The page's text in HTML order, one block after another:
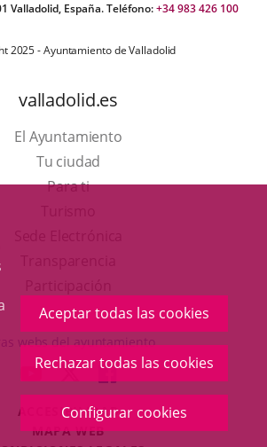
Aceptar todas las cookies
Rechazar todas las cookies
Configurar cookies
Valladolid, España. Teléfono:+34 983 426 100
2025 - Ayuntamiento de Valladolid
valladolid.es
El Ayuntamiento
Tu ciudad
Para ti
en
una
ventana
nueva.
aplicación
externa.
webs del ayuntamiento
ENLACE
A
UNA
APLICACIÓN
ENLACE
A
UNA
APLICACIÓN
ENLACE
A
UNA
ACCESIBILIDAD
MAPA WEB